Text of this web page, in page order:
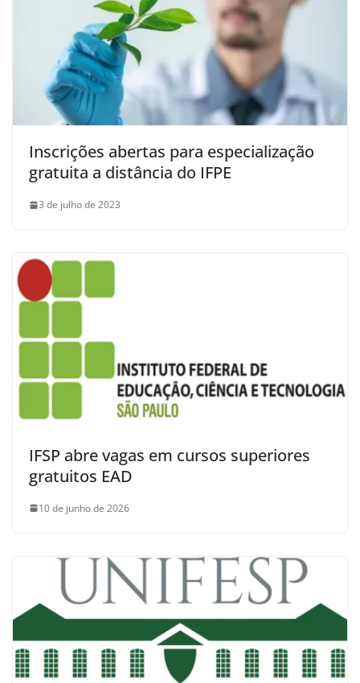
Inscrições abertas para especialização
gratuita a distância do IFPE
3 de julho de 2023
IFSP abre vagas em cursos superiores
gratuitos EAD
10 de junho de 2026